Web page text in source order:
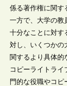
係る著作権に関す
一方で、大学の教
十分なことに対す
対し、いくつかの
関するより具体的
コピーライトライ
門的な役職やコピ